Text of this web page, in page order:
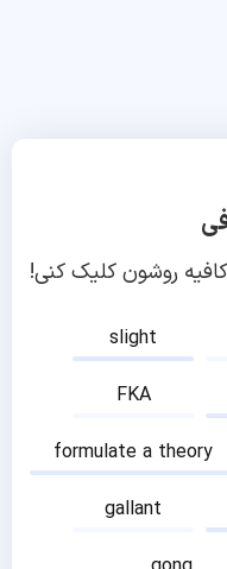
روشون کلیک کنی!
slight
FKA
formulate a theory
gallant